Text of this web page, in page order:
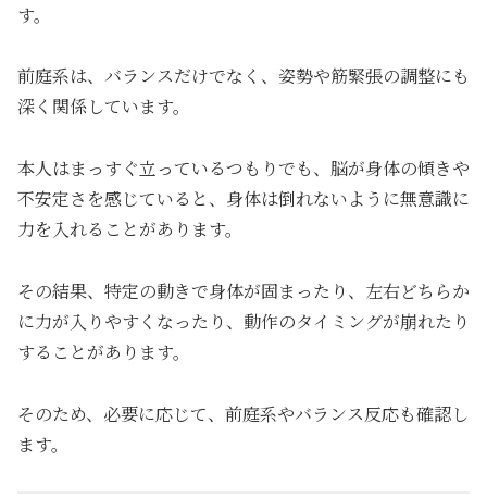
す。
前庭系は、バランスだけでなく、姿勢や筋緊張の調整にも
深く関係しています。
本人はまっすぐ立っているつもりでも、脳が身体の傾きや
不安定さを感じていると、身体は倒れないように無意識に
力を入れることがあります。
その結果、特定の動きで身体が固まったり、左右どちらか
に力が入りやすくなったり、動作のタイミングが崩れたり
することがあります。
そのため、必要に応じて、前庭系やバランス反応も確認し
ます。